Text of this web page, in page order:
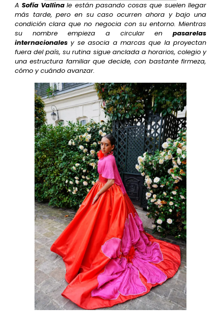
ASofía Vallinale están pasando cosas que suelen llegar
más tarde, pero en su caso ocurren ahora y bajo una
condición clara que no negocia con su entorno. Mientras
su nombre empieza a circular en pasarelas
internacionales y se asocia a marcas que la proyectan
fuera del país, su rutina sigue anclada a horarios, colegio y
una estructura familiar que decide, con bastante firmeza,
cómo y cuándo avanzar.